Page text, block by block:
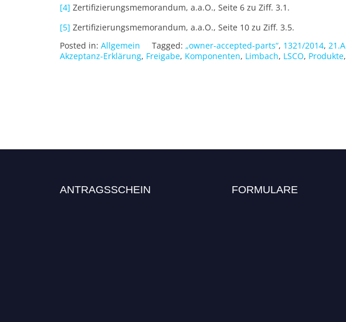
[4] Zertifizierungsmemorandum, a.a.O., Seite 6 zu Ziff. 3.1.
[5] Zertifizierungsmemorandum, a.a.O., Seite 10 zu Ziff. 3.5.
Posted in: Allgemein Tagged: „owner-accepted-parts“, 1321/2014,
Akzeptanz-Erklärung, Freigabe, Komponenten, Limbach, LSCO, Produkte,
ANTRAGSSCHEIN FORMULARE